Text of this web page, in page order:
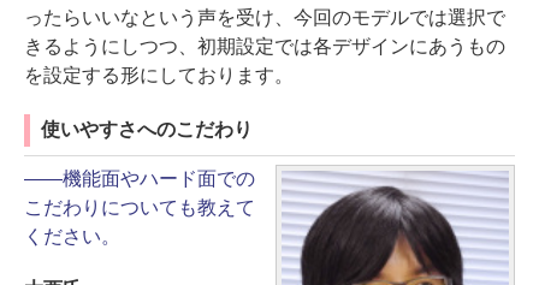
ったらいいなという声を受け、今回のモデルでは選択で
きるようにしつつ、初期設定では各デザインにあうもの
を設定する形にしております。
使いやすさへのこだわり
――機能面やハード面での
こだわりについても教えて
ください。